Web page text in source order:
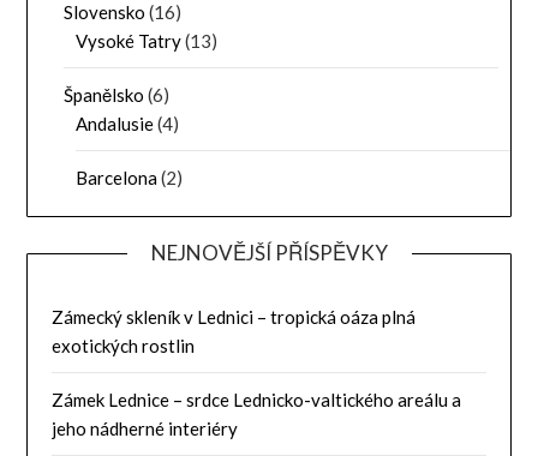
Slovensko (16)
Vysoké Tatry(13)
Španělsko (6)
Andalusie(4)
Barcelona(2)
NEJNOVĚJŠÍ PŘÍSPĚVKY
Zámecký skleník v Lednici – tropická oáza plná
exotických rostlin
Zámek Lednice – srdce Lednicko-valtického areálu a
jeho nádherné interiéry